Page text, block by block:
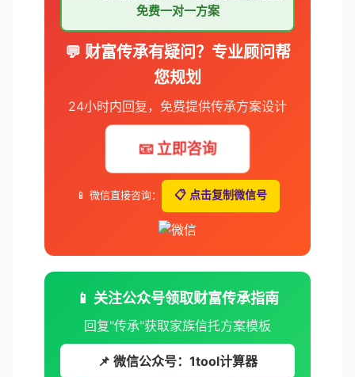
免费一对一方案
💬 财富传承有疑问？专业顾问帮
您规划
24小时内回复，免费提供传承方案设计
📧 立即咨询
📱 微信直接咨询： 📋 点击复制微信号
📱 关注公众号领取财富传承指南
回复"传承"获取家族信托方案模板
📌 微信公众号：1tool计算器